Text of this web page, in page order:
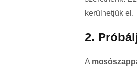
kerülhetjük el.
2.
A